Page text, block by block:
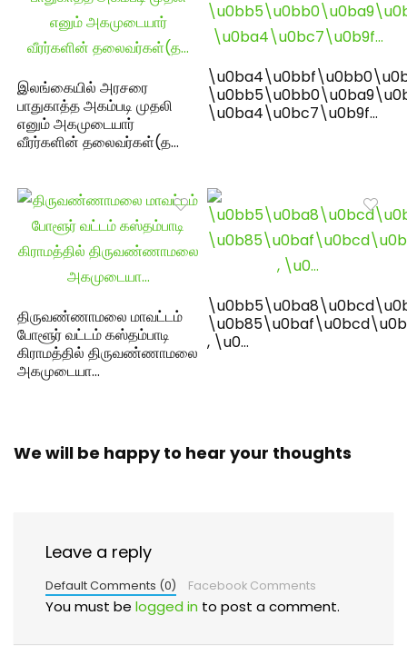
இலங்கையில் அரசரை
பாதுகாத்த அகம்படி முதலி
எனும் அகமுடையார்
வீரர்களின் தலைவர்கள்(த…
\u0ba4\u0bc7\u0b9f…
திருவண்ணாமலை மாவட்டம்
போளூர் வட்டம் கஸ்தம்பாடி
கிராமத்தில் திருவண்ணாமலை
அகமுடையா…
, \u0…
We will be happy to hear your thoughts
Leave a reply
Default Comments (0) Facebook Comments
You must be logged in to post a comment.